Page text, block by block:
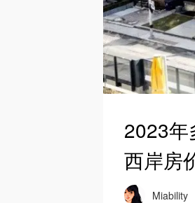
2023年
西岸房
Miability